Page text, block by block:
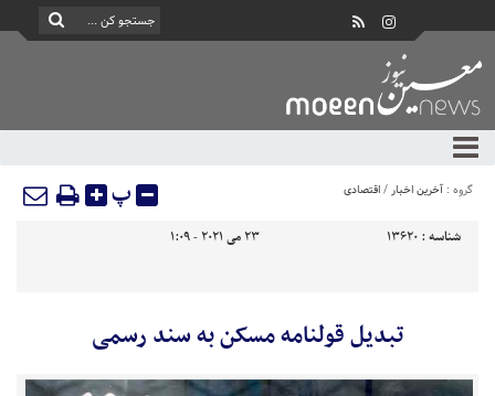
گروه : آخرین اخبار/اقتصادی پ
شناسه : 13620 23 می 2021 - 1:09
تبدیل قولنامه مسکن به سند رسمی